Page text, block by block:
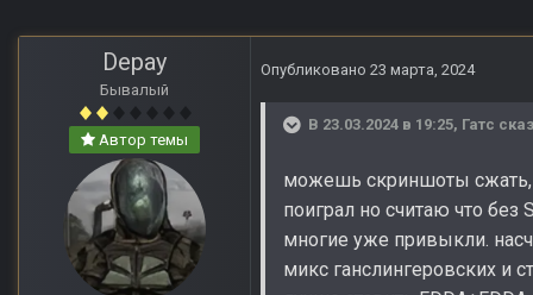
Depay
Бывалый
Автор темы
Опубликовано 23 марта, 2024
В 23.03.2024 в 19:25, Гатс
можешь скриншоты сжать,
поиграл но считаю что без
многие уже привыкли.
микс ганслингеровских и